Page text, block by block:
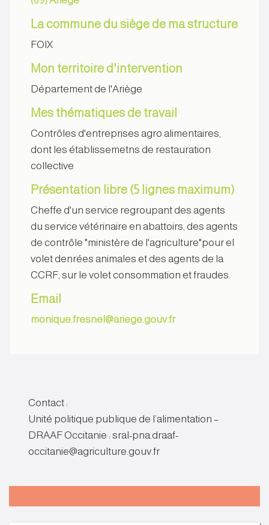
La commune du siège de ma structure
FOIX
Mon territoire d'intervention
Département de l'Ariège
Mes thématiques de travail
Contrôles d'entreprises agro alimentaires,
dont les établissemetns de restauration
collective
Présentation libre (5 lignes maximum)
Cheffe d'un service regroupant des agents
du service vétérinaire en abattoirs, des agents
de contrôle "ministère de l'agriculture"pour el
volet denrées animales et des agents de la
CCRF, sur le volet consommation et fraudes.
Email
monique.fresnel@ariege.gouv.fr
Contact :
Unité politique publique de l’alimentation –
DRAAF Occitanie : sral-pna.draaf-
occitanie@agriculture.gouv.fr